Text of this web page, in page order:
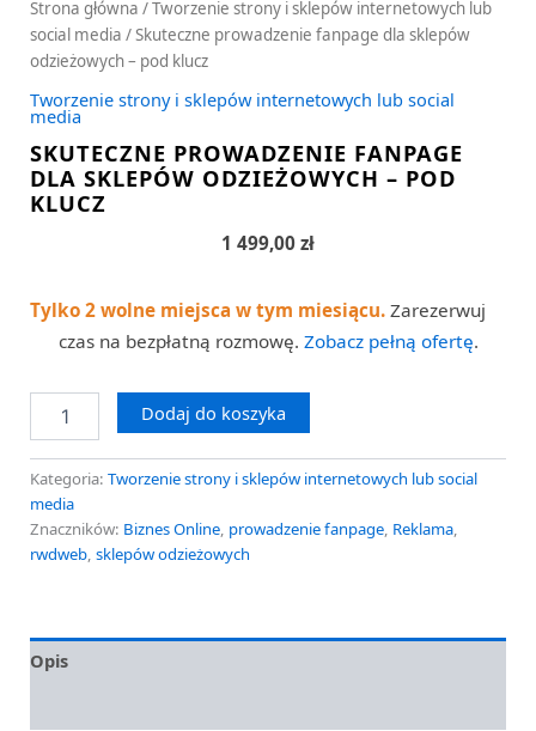
Strona główna /Tworzenie strony i sklepów internetowych lub
social media / Skuteczne prowadzenie fanpage dla sklepów
odzieżowych – pod klucz
Tworzenie strony i sklepów internetowych lub social
media
SKUTECZNE PROWADZENIE FANPAGE
DLA SKLEPÓW ODZIEŻOWYCH – POD
KLUCZ
1 499,00 zł
Tylko 2 wolne miejsca w tym miesiącu. Zarezerwuj
czas na bezpłatną rozmowę. Zobacz pełną ofertę.
Dodaj do koszyka
Kategoria: Tworzenie strony i sklepów internetowych lub social
media
Znaczników: Biznes Online, prowadzenie fanpage, Reklama,
rwdweb, sklepów odzieżowych
Opis